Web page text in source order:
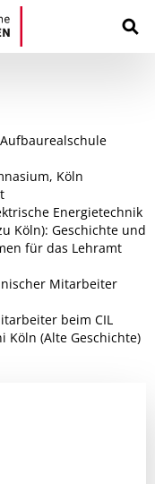
Köln
Energietechnik
Geschichte und
für das Lehramt
Mitarbeiter
beim CIL
(Alte Geschichte)